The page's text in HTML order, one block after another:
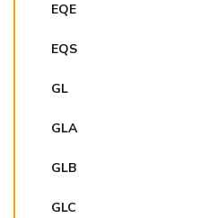
EQE
EQS
GL
GLA
GLB
GLC